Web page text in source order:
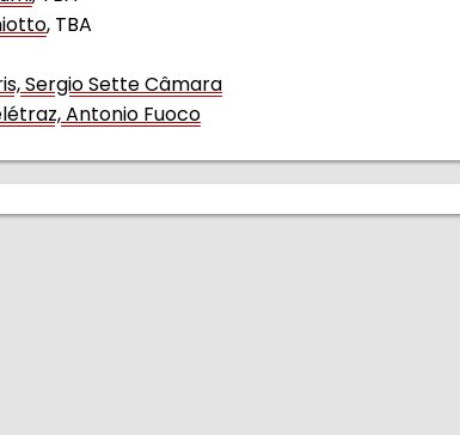
, TBA
Sergio Sette Câmara
Antonio Fuoco